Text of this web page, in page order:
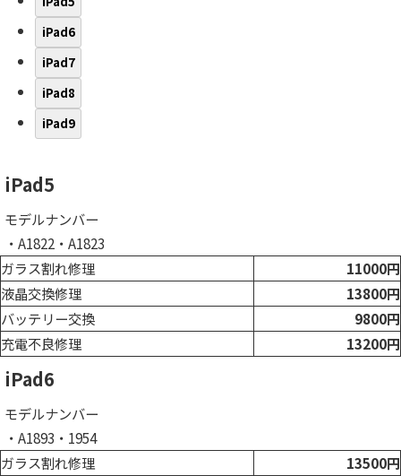
iPad6
iPad7
iPad8
iPad9
iPad5
モデルナンバー
・A1822・A1823
ガラス割れ修理
11000円
液晶交換修理
13800円
バッテリー交換
9800円
充電不良修理
13200円
iPad6
モデルナンバー
・A1893・1954
ガラス割れ修理
13500円